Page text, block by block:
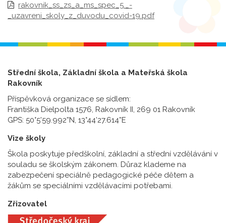
rakovnik_ss_zs_a_ms_spec_5._-
_uzavreni_skoly_z_duvodu_covid-19.pdf
Střední škola, Základní škola a Mateřská škola
Rakovník
Příspěvková organizace se sídlem:
Františka Dielpolta 1576, Rakovník II, 269 01 Rakovník
GPS: 50°5’59.992”N, 13°44’27.614”E
Vize školy
Škola poskytuje předškolní, základní a střední vzdělávání v
souladu se školským zákonem. Důraz klademe na
zabezpečení speciálně pedagogické péče dětem a
žákům se speciálními vzdělávacími potřebami.
Zřizovatel